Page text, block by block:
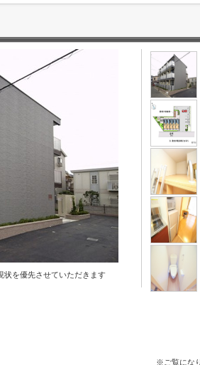
を優先させていただきます
※ご覧にな